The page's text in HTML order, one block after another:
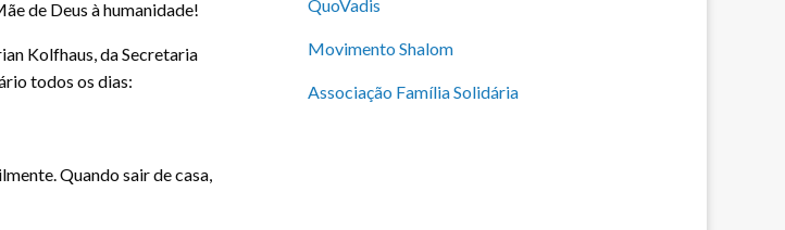
de Deus à humanidade!
Kolfhaus, da Secretaria
todos os dias:
Quando sair de casa,
QuoVadis
Movimento Shalom
Associação Família Solidária